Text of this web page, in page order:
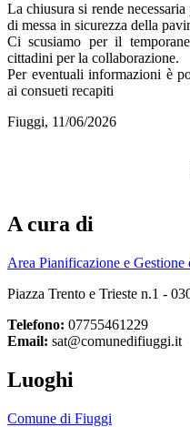
La chiusura si rende
di messa in sicurezza della
Ci scusiamo per il
cittadini per la collaborazione.
Per eventuali informazioni è
ai consueti recapiti
Fiuggi, 11/06/2026
A cura di
Area Pianificazione e
Piazza Trento e Trieste n.1 -
Telefono: 07755461229
Email: sat@comunedifiuggi.it
Luoghi
Comune di Fiuggi